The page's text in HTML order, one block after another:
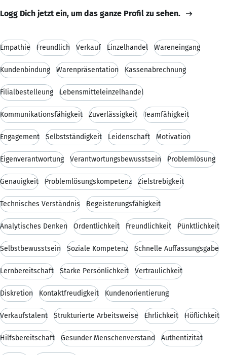
Logg Dich jetzt ein, um das ganze Profil zu sehen.
Empathie Freundlich Verkauf Einzelhandel Wareneingang
Kundenbindung Warenpräsentation Kassenabrechnung
Filialbestelleung Lebensmitteleinzelhandel
Kommunikationsfähigkeit Zuverlässigkeit Teamfähigkeit
Engagement Selbstständigkeit Leidenschaft Motivation
Eigenverantwortung Verantwortungsbewusstsein Problemlösung
Genauigkeit Problemlösungskompetenz Zielstrebigkeit
Technisches Verständnis Begeisterungsfähigkeit
Analytisches Denken Ordentlichkeit Freundlichkeit Pünktlichkeit
Selbstbewusstsein Soziale Kompetenz Schnelle Auffassungsgabe
Lernbereitschaft Starke Persönlichkeit Vertraulichkeit
Diskretion Kontaktfreudigkeit Kundenorientierung
Verkaufstalent Strukturierte Arbeitsweise Ehrlichkeit Höflichkeit
Hilfsbereitschaft Gesunder Menschenverstand Authentizität